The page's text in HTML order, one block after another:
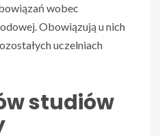
wobec
Obowiązują u nich
uczelniach
studiów